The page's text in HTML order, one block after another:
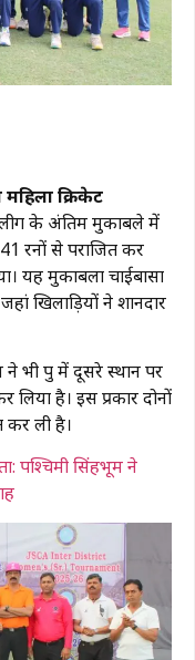
क्रिकेट
के अंतिम मुकाबले में
रनों से पराजित कर
यह मुकाबला चाईबासा
खिलाड़ियों ने शानदार
भी ग्रुप में दूसरे स्थान पर
है। इस प्रकार दोनों
ली है।
पश्चिमी सिंहभूम ने